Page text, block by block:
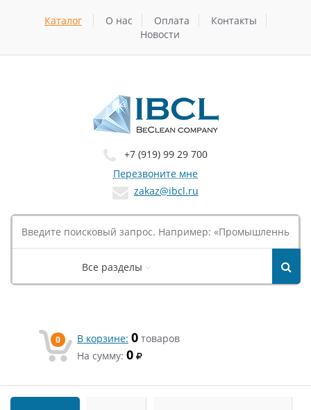
Каталог О нас Оплата
Контакты
Новости
+7 (919) 99 29 700
Перезвоните мне
zakaz@ibcl.ru
Все разделы
0 В корзине: 0 товаров
На сумму: 0